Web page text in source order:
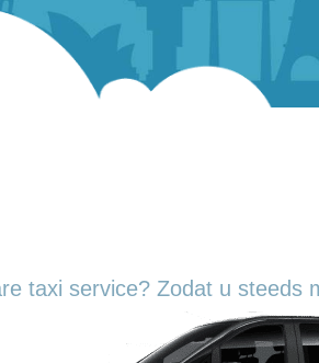
taxi service? Zodat u steeds